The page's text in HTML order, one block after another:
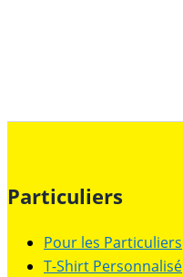
Particuliers
Pour les Particuliers
T-Shirt Personnalisé